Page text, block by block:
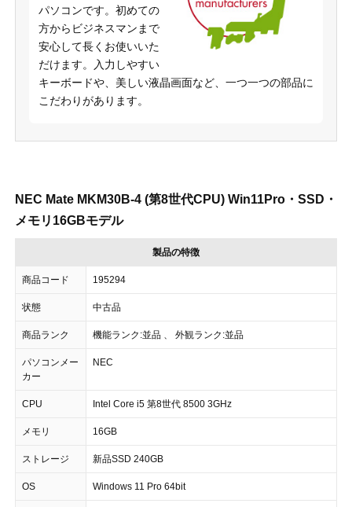
パソコンです。初めての
方からビジネスマンまで
安心して長くお使いいた
だけます。入力しやすい
キーボードや、美しい液晶画面など、一つ一つの部品に
こだわりがあります。
NEC Mate MKM30B-4 (第8世代CPU) Win11Pro・SSD・
メモリ16GBモデル
製品の特徴
商品コード 195294
状態 中古品
商品ランク 機能ランク:並品 、 外観ランク:並品
パソコンメー
カー
NEC
CPU Intel Core i5 第8世代 8500 3GHz
メモリ 16GB
ストレージ 新品SSD 240GB
OS Windows 11 Pro 64bit